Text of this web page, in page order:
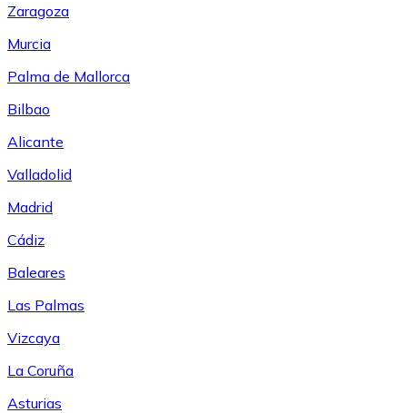
Zaragoza
Murcia
Palma de Mallorca
Bilbao
Alicante
Valladolid
Madrid
Cádiz
Baleares
Las Palmas
Vizcaya
La Coruña
Asturias